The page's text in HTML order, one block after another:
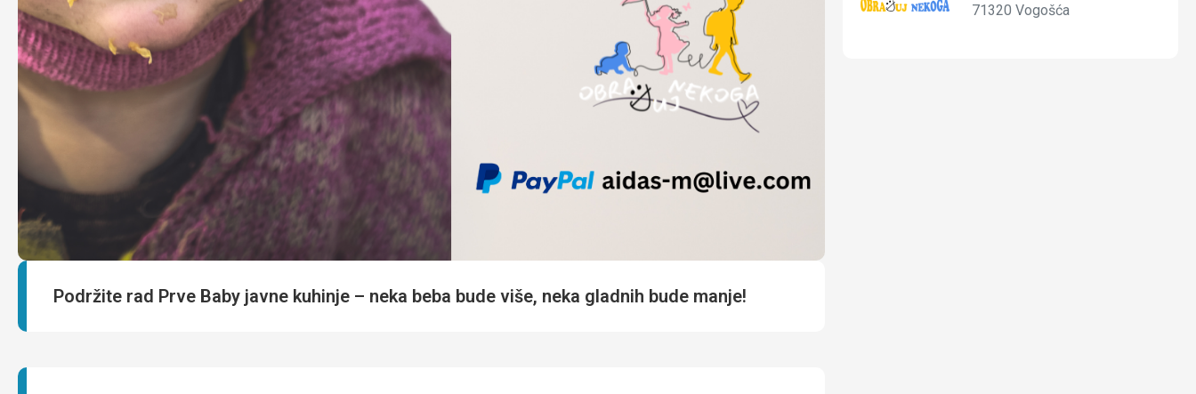
Podržite rad Prve Baby javne kuhinje – neka beba bude više, neka gladnih bude manje!
71320 Vogošća